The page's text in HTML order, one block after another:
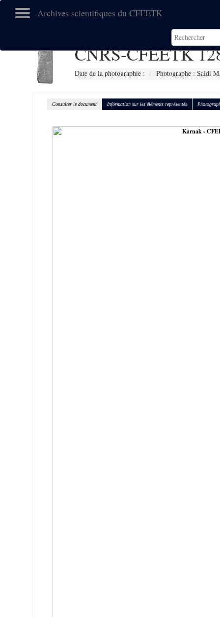
Archives scientifiques du CFEETK
CNRS-CFEETK
Date de la photographie : Photographe : Saidi
Consulter le document Information sur les éléments représentés